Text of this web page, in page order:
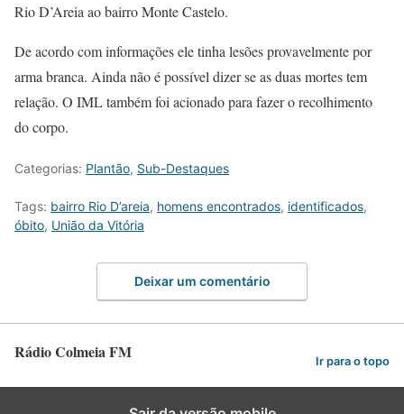
Rio D’Areia ao bairro Monte Castelo.
De acordo com informações ele tinha lesões provavelmente por
arma branca. Ainda não é possível dizer se as duas mortes tem
relação. O IML também foi acionado para fazer o recolhimento
do corpo.
Categorias: Plantão, Sub-Destaques
Tags: bairro Rio D’areia, homens encontrados, identificados,
óbito, União da Vitória
Deixar um comentário
Rádio Colmeia FM Ir para o topo